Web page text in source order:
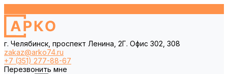
г. Челябинск, проспект Ленина, 2Г. Офис 302, 308
zakaz@arko74.ru
+7 (351) 277-88-67
Перезвонить мне